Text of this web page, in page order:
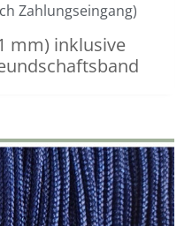
Zahlungseingang)
mm) inklusive
Dieses
Produkt
weist
mehrere
Preisspanne:
3,00 €
bis
3,40 €